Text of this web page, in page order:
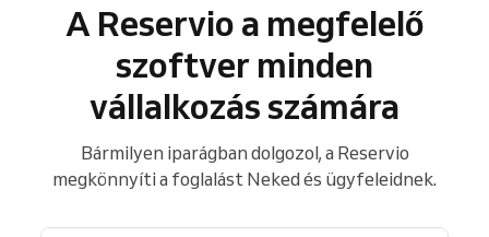
A Reservio a megfelelő
szoftver minden
vállalkozás számára
Bármilyen iparágban dolgozol, a Reservio
megkönnyíti a foglalást Neked és ügyfeleidnek.